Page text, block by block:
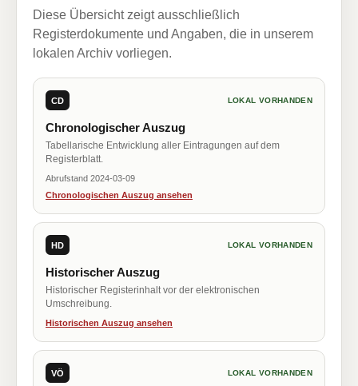
Diese Übersicht zeigt ausschließlich
Registerdokumente und Angaben, die in unserem
lokalen Archiv vorliegen.
CD LOKAL VORHANDEN
Chronologischer Auszug
Tabellarische Entwicklung aller Eintragungen auf dem
Registerblatt.
Abrufstand 2024-03-09
Chronologischen Auszug ansehen
HD LOKAL VORHANDEN
Historischer Auszug
Historischer Registerinhalt vor der elektronischen
Umschreibung.
Historischen Auszug ansehen
VÖ LOKAL VORHANDEN